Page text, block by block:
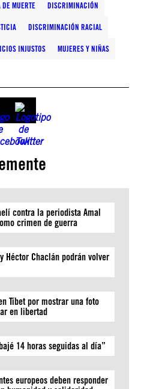
DE MUERTE DISCRIMINACIÓN
DISCRIMINACIÓN RACIAL
INJUSTOS MUJERES Y NIÑAS
contra la periodista Amal
crimen de guerra
Héctor Chaclán podrán volver
Tíbet por mostrar una foto
en libertad
14 horas seguidas al día”
europeos deben responder